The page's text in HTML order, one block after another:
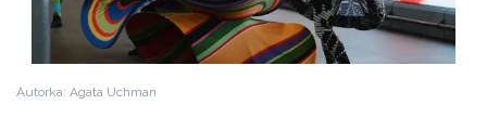
Autorka: Agata Uchman